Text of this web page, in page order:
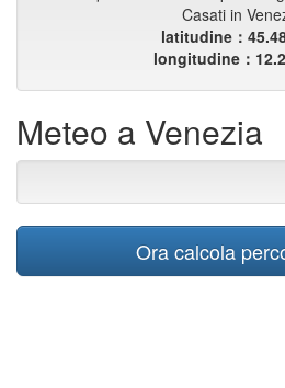
Casati in
latitudine：
longitudine：
Meteo a Venezia
Ora calcola